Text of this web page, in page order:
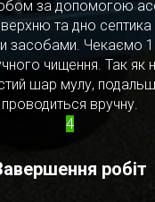
за допомогою
та дно септика
засобами. Чекаємо
чищення. Так як
шар мулу,
проводиться вручну.
4
робіт